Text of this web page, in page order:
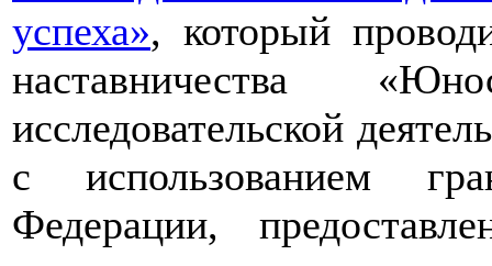
успеха», который
наставничества
исследовательской
с использованием
Федерации,